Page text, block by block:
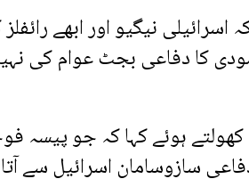
نیگیو اور ابھے
کا دفاعی بجٹ عوام کی
ہوئے کہا کہ جو پیسہ
سازوسامان اسرائیل سے